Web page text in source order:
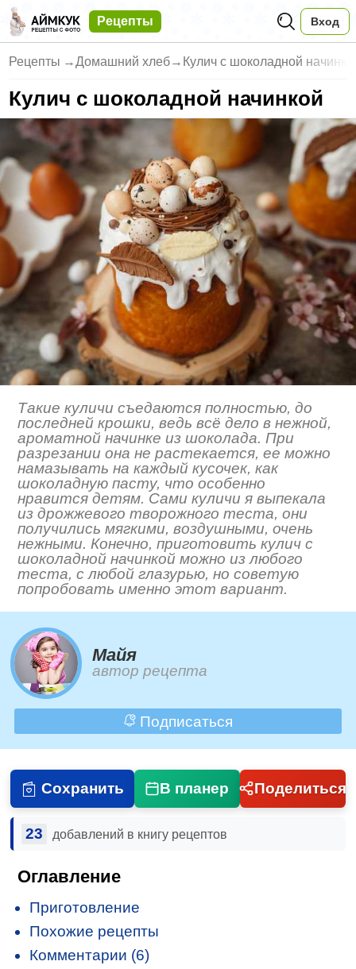
Рецепты Вход
Рецепты →Домашний хлеб→ Кулич с шоколадной
Кулич с шоколадной начинкой
Такие куличи съедаются полностью, до
последней крошки, ведь всё дело в нежной,
ароматной начинке из шоколада. При
разрезании она не растекается, ее можно
намазывать на каждый кусочек, как
шоколадную пасту, что особенно
нравится детям. Сами куличи я выпекала
из дрожжевого творожного теста, они
получились мягкими, воздушными, очень
нежными. Конечно, приготовить кулич с
шоколадной начинкой можно из любого
теста, с любой глазурью, но советую
попробовать именно этот вариант.
Майя
автор рецепта
Подписаться
Сохранить В планер Поделиться
23 добавлений в книгу рецептов
Оглавление
Приготовление
Похожие рецепты
Комментарии (6)